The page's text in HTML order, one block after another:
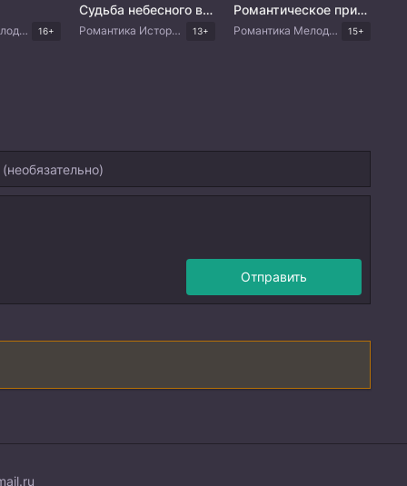
Романтика Мелодрама Драма Корейские дорамы 16+
Судьба небесного владыки
Романтика Исторический Боевик Фэнтези Китайские дорамы 13+
Романтическое приложение
Романтика Мелодрама Комедия Корейские дорамы 15+
Отправить